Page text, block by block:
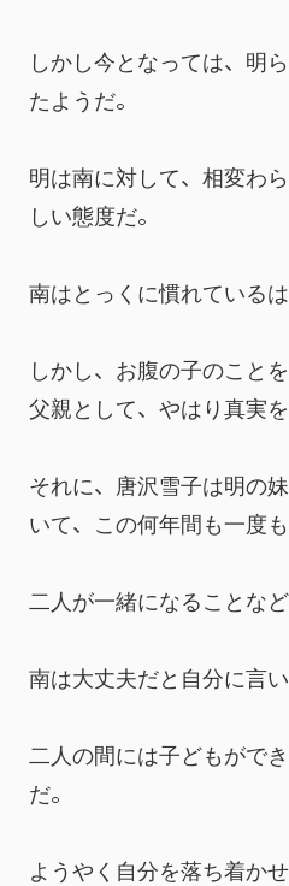
しかし今となっては、明
たようだ。
明は南に対して、相変わ
しい態度だ。
南はとっくに慣れているは
しかし、お腹の子のこと
父親として、やはり真実
それに、唐沢雪子は明の
いて、この何年間も一度
二人が一緒になることな
南は大丈夫だと自分に言い
二人の間には子どもがで
だ。
ようやく自分を落ち着か